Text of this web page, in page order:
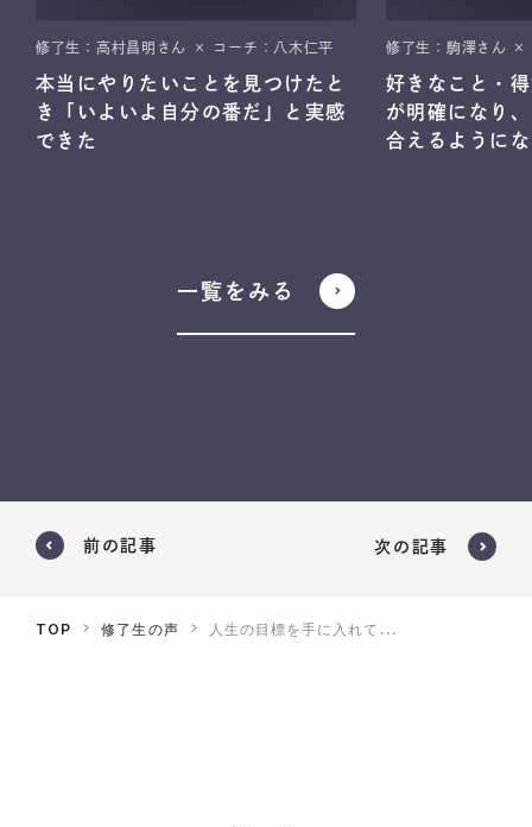
修了生：高村昌明さん × コーチ：八木仁平
本当にやりたいことを見つけたと
き「いよいよ自分の番だ」と実感
できた
修了生：駒澤さん ×
好きなこと・
が明確になり
合えるように
一覧をみる
前の記事 次の記事
TOP 修了生の声 人生の目標を手に入れて...